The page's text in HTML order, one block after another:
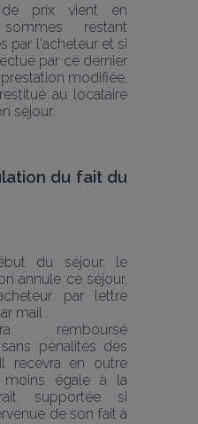
de prix vient en
restant
par l'acheteur et si
par ce dernier
modifiée,
au locataire
séjour.
du fait du
du séjour, le
annule ce séjour,
par lettre
mail .
remboursé
pénalités des
recevra en outre
moins égale à la
supportée si
de son fait à